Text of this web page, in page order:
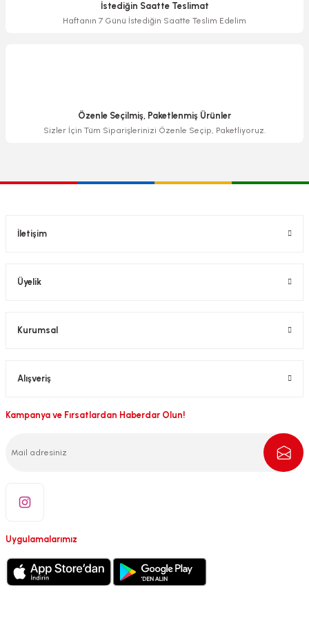
İstediğin Saatte Teslimat
Haftanın 7 Günü İstediğin Saatte Teslim Edelim
Özenle Seçilmiş, Paketlenmiş Ürünler
Sizler İçin Tüm Siparişlerinizi Özenle Seçip, Paketliyoruz.
İletişim
Üyelik
Kurumsal
Alışveriş
Kampanya ve Fırsatlardan Haberdar Olun!
Uygulamalarımız